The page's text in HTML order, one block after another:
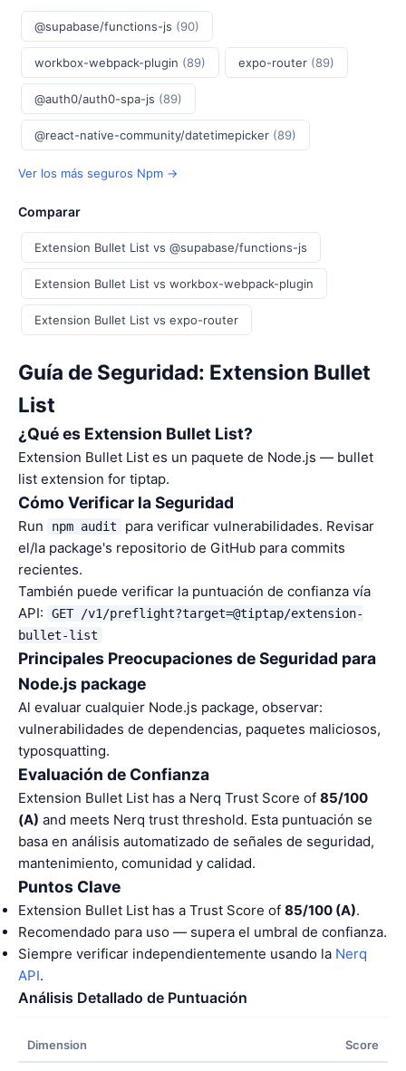
@supabase/functions-js (90)
workbox-webpack-plugin (89) expo-router (89)
@auth0/auth0-spa-js (89)
@react-native-community/datetimepicker (89)
Ver los más seguros Npm →
Comparar
Extension Bullet List vs @supabase/functions-js
Extension Bullet List vs workbox-webpack-plugin
Extension Bullet List vs expo-router
Guía de Seguridad: Extension Bullet
List
¿Qué es Extension Bullet List?
Extension Bullet List es un paquete de Node.js — bullet
list extension for tiptap.
Cómo Verificar la Seguridad
Run npm audit
para verificar vulnerabilidades. Revisar
el/la package's repositorio de GitHub para commits
recientes.
También puede verificar la puntuación de confianza vía
API:
GET /v1/preflight?target=@tiptap/extension-
bullet-list
Principales Preocupaciones de Seguridad para
Node.js package
Al evaluar cualquier Node.js package, observar:
vulnerabilidades de dependencias, paquetes maliciosos,
typosquatting.
Evaluación de Confianza
Extension Bullet List has a Nerq Trust Score of 85/100
(A) and meets Nerq trust threshold. Esta puntuación se
basa en análisis automatizado de señales de seguridad,
mantenimiento, comunidad y calidad.
Puntos Clave
Extension Bullet List has a Trust Score of 85/100 (A).
Recomendado para uso — supera el umbral de confianza.
Siempre verificar independientemente usando la Nerq
API.
Análisis Detallado de Puntuación
Dimension Score